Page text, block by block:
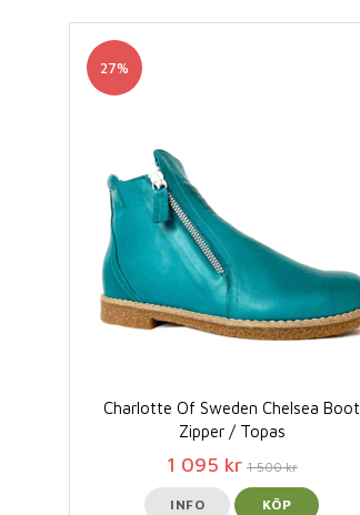
27%
Charlotte Of Sweden Chelsea Boot
Zipper / Topas
1 095 kr 1 500 kr
INFO KÖP